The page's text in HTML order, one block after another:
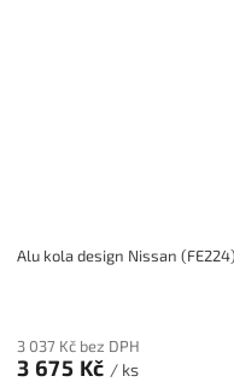
Alu kola design Nissan
3 037 Kč bez DPH
3 675 Kč / ks